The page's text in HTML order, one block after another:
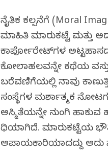
ನೈತಿಕ ಕಲ್ಪನೆಗೆ (Moral
ಮಾಹಿತಿ ಮಾರುಕಟ್ಟೆ ಮತ್ತು
ಕಾರ್ಪೋರೇಟ್‌ಗಳ ಅಟ್ಟಹಾಸದ
ಕೋಲಾಹಲವನ್ನೇ ಕಥೆಯ
ಬರೆವಣಿಗೆಯಲ್ಲಿ ನಾವು
ಸಂಸ್ಥೆಗಳ ವಿಮರ್ಶಾತ್ಮಕ
ಅಸ್ಮಿತೆಯನ್ನೇ ನುಂಗಿ
ವಿಧಿಯಾಗಿದೆ. ಮಾರುಕಟ್ಟೆಯ
ಅಪಾಯಕಾರಿಯಾದದ್ದು ಅದು